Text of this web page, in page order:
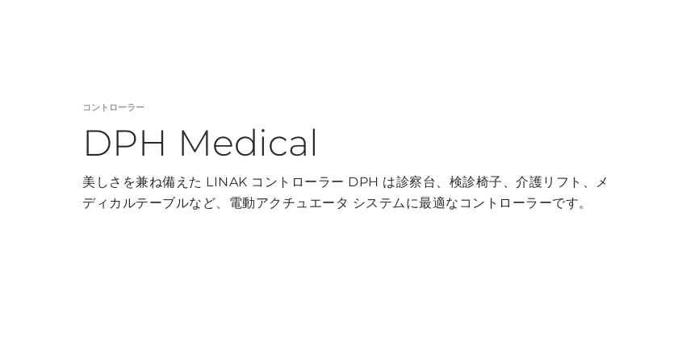
コントローラー
DPH Medical
美しさを兼ね備えた LINAK コントローラー DPH は診察台、検診椅子、介護リフト、メ
ディカルテーブルなど、電動アクチュエータ システムに最適なコントローラーです。